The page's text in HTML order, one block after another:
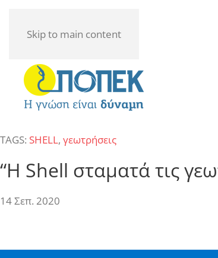
Skip to main content
TAGS: SHELL, γεωτρήσεις
“Η Shell σταματά τις
14 Σεπ. 2020